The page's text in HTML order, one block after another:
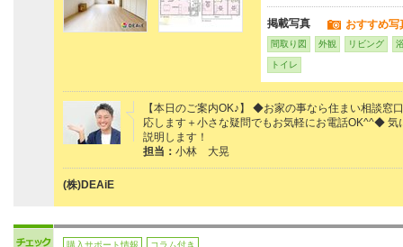
掲載写真 おすすめ写
間取り図 外観 リビング
トイレ
【本日のご案内OK♪】 ◆お家の事なら住まい相談窓
応します＋小さな疑問でもお気軽にお電話OK^^◆
説明します！
担当： 小林 大晃
(株)DEAiE
購入サポート情報 コラム付き